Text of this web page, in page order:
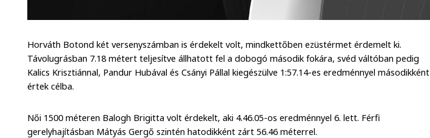
Horváth Botond két versenyszámban is érdekelt volt, mindkettőben ezüstérmet érdemelt ki.
Távolugrásban 7.18 métert teljesítve állhatott fel a dobogó második fokára, svéd váltóban pedig
Kalics Krisztiánnal, Pandur Hubával és Csányi Pállal kiegészülve 1:57.14-es eredménnyel másodikként
értek célba.
Női 1500 méteren Balogh Brigitta volt érdekelt, aki 4.46.05-os eredménnyel 6. lett. Férfi
gerelyhajításban Mátyás Gergő szintén hatodikként zárt 56.46 méterrel.